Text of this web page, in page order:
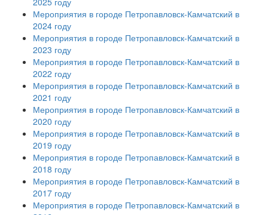
Мероприятия в городе Петропавловск-Камчатский в
2024 году
Мероприятия в городе Петропавловск-Камчатский в
2023 году
Мероприятия в городе Петропавловск-Камчатский в
2022 году
Мероприятия в городе Петропавловск-Камчатский в
2021 году
Мероприятия в городе Петропавловск-Камчатский в
2020 году
Мероприятия в городе Петропавловск-Камчатский в
2019 году
Мероприятия в городе Петропавловск-Камчатский в
2018 году
Мероприятия в городе Петропавловск-Камчатский в
2017 году
Мероприятия в городе Петропавловск-Камчатский в